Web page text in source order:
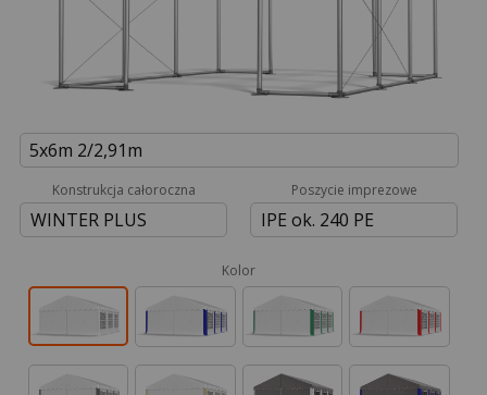
5x6m 2/2,91m
Konstrukcja całoroczna
WINTER PLUS
Poszycie imprezowe
IPE ok. 240 PE
Kolor